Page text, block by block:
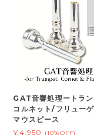
GAT音響処理ートラ
コルネット/フリュー
マウスピース
¥4,950
(10%OFF)